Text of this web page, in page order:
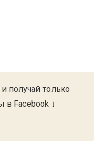
получай только
в Facebook ↓